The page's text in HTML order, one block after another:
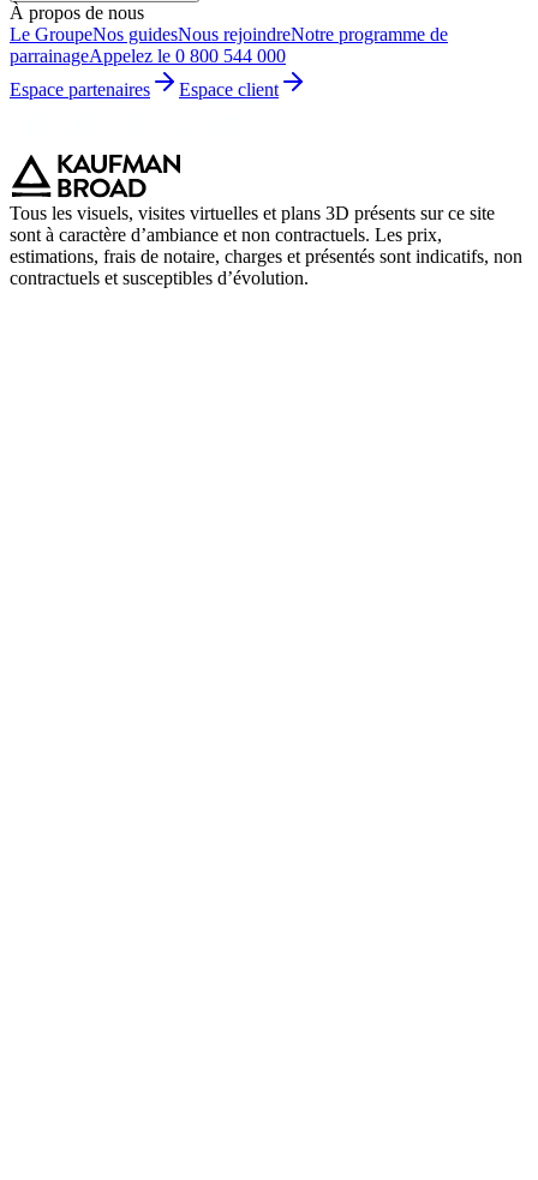
À propos de nous
Le GroupeNos guidesNous rejoindreNotre programme de
parrainageAppelez le 0 800 544 000
Espace partenaires
Espace client
Tous les visuels, visites virtuelles et plans 3D présents sur ce site
sont à caractère d’ambiance et non contractuels. Les prix,
estimations, frais de notaire, charges et présentés sont indicatifs, non
contractuels et susceptibles d’évolution.